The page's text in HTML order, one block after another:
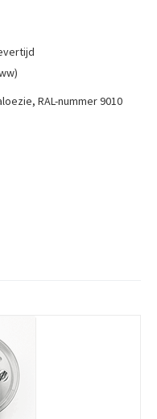
RAL-nummer 9010